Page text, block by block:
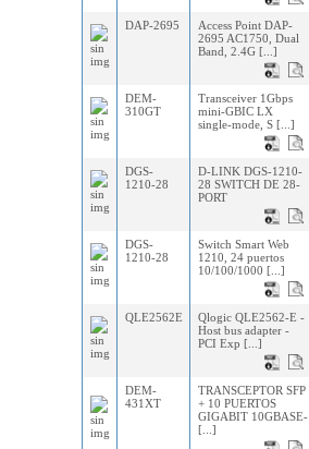
DAP-2695
Access Point DAP-
2695 AC1750, Dual
Band, 2.4G [...]
DEM-
310GT
Transceiver 1Gbps
mini-GBIC LX
single-mode, S [...]
DGS-
1210-28
D-LINK DGS-1210-
28 SWITCH DE 28-
PORT
DGS-
1210-28
Switch Smart Web
1210, 24 puertos
10/100/1000 [...]
QLE2562E
Qlogic QLE2562-E -
Host bus adapter -
PCI Exp [...]
DEM-
431XT
TRANSCEPTOR SFP
+ 10 PUERTOS
GIGABIT 10GBASE-
[...]